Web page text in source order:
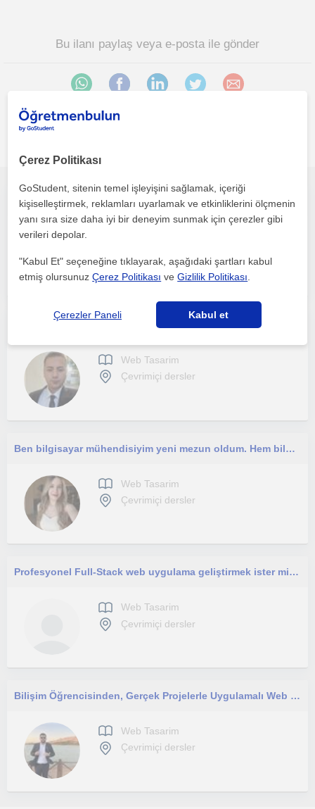
Bu ilanı paylaş veya e-posta ile gönder
Web Tasarım Öğrenmek İsteyenlere Uygulamalı Ders
Web Tasarim
Çevrimiçi dersler
Ben bilgisayar mühendisiyim yeni mezun oldum. Hem bilgisayar alanında hem de matematik alanında yardımcı olabilirim.
Web Tasarim
Çevrimiçi dersler
Profesyonel Full-Stack web uygulama geliştirmek ister misin ?
Web Tasarim
Çevrimiçi dersler
Bilişim Öğrencisinden, Gerçek Projelerle Uygulamalı Web Tasarım ve Kodlama Dersleri
Web Tasarim
Çevrimiçi dersler
Çerez Politikası
GoStudent, sitenin temel işleyişini sağlamak, içeriği
kişiselleştirmek, reklamları uyarlamak ve etkinliklerini ölçmenin
yanı sıra size daha iyi bir deneyim sunmak için çerezler gibi
verileri depolar.
"Kabul Et" seçeneğine tıklayarak, aşağıdaki şartları kabul
etmiş olursunuzÇerez Politikası veGizlilik Politikası
Çerezler Paneli Kabul et